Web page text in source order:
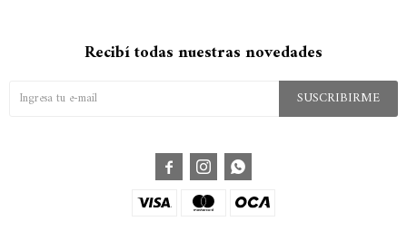
Recibí todas nuestras novedades
SUSCRIBIRME
  